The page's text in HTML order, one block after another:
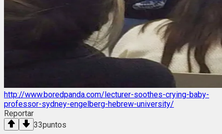
http://www.boredpanda.com/lecturer-soothes-crying-baby-
professor-sydney-engelberg-hebrew-university/
Reportar
33puntos